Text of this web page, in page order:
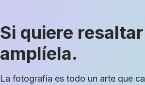
Si quiere
amplíela.
La fotografía es todo un arte que